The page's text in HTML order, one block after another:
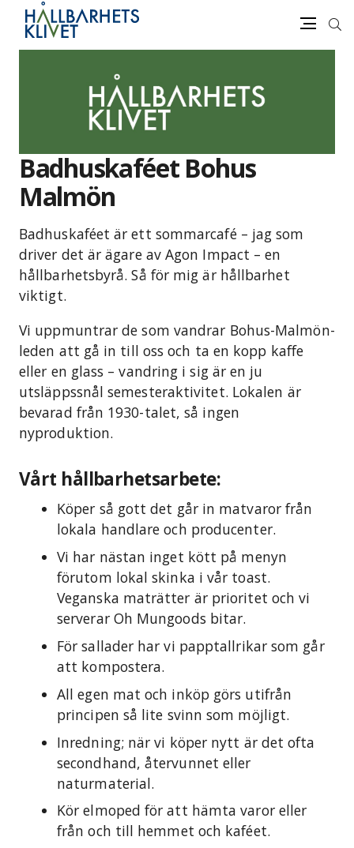
Sök
Badhuskaféet Bohus
Malmön
Badhuskaféet är ett sommarcafé – jag som
driver det är ägare av Agon Impact – en
hållbarhetsbyrå. Så för mig är hållbarhet
viktigt.
Vi uppmuntrar de som vandrar Bohus-Malmön-
leden att gå in till oss och ta en kopp kaffe
eller en glass – vandring i sig är en ju
utsläppssnål semesteraktivitet. Lokalen är
bevarad från 1930-talet, så ingen
nyproduktion.
Vårt hållbarhetsarbete:
Köper så gott det går in matvaror från
lokala handlare och producenter.
Vi har nästan inget kött på menyn
förutom lokal skinka i vår toast.
Veganska maträtter är prioritet och vi
serverar Oh Mungoods bitar.
För sallader har vi papptallrikar som går
att kompostera.
All egen mat och inköp görs utifrån
principen så lite svinn som möjligt.
Inredning; när vi köper nytt är det ofta
secondhand, återvunnet eller
naturmaterial.
Kör elmoped för att hämta varor eller
från och till hemmet och kaféet.